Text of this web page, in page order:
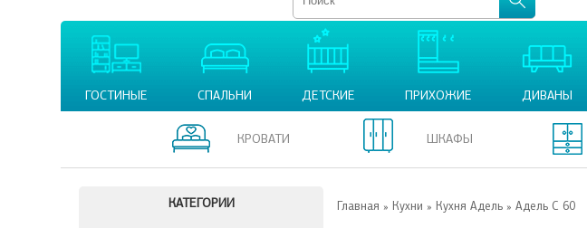
ГОСТИНЫЕ СПАЛЬНИ ДЕТСКИЕ ПРИХОЖИЕ ДИВАНЫ
КРОВАТИ ШКАФЫ
КАТЕГОРИИ Главная » Кухни » Кухня Адель » Адель С 60